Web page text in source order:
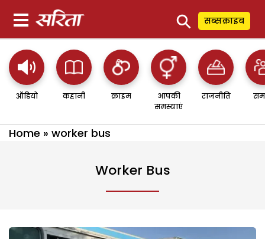
⚲ सब्सक्राइब
ऑडियो कहानी क्राइम
आपकी
समस्याएं
राजनीति
Home » worker bus
Worker Bus